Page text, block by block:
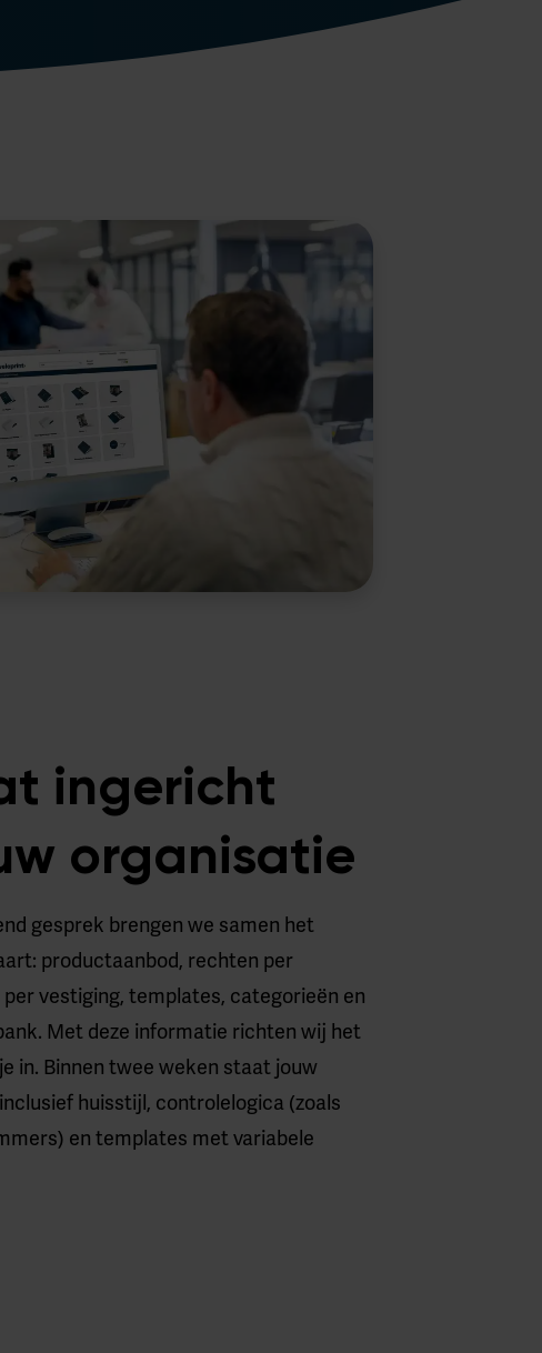
ingericht
organisatie
gesprek brengen we samen het
productaanbod, rechten per
vestiging, templates, categorieën en
Met deze informatie richten wij het
in. Binnen twee weken staat jouw
huisstijl, controlelogica (zoals
en templates met variabele